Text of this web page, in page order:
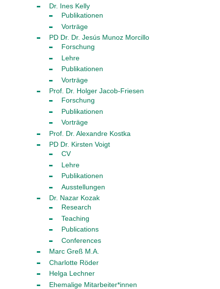
Dr. Ines Kelly
Publikationen
Vorträge
PD Dr. Dr. Jesús Munoz Morcillo
Forschung
Lehre
Publikationen
Vorträge
Prof. Dr. Holger Jacob-Friesen
Forschung
Publikationen
Vorträge
Prof. Dr. Alexandre Kostka
PD Dr. Kirsten Voigt
CV
Lehre
Publikationen
Ausstellungen
Dr. Nazar Kozak
Research
Teaching
Publications
Conferences
Marc Greß M.A.
Charlotte Röder
Helga Lechner
Ehemalige Mitarbeiter*innen